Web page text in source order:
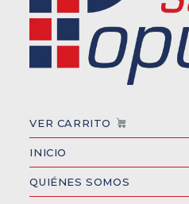
VER CARRITO
INICIO
QUIÉNES SOMOS